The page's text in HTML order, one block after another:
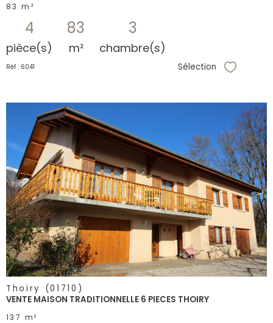
83 m²
4
pièce(s)
83
m²
3
chambre(s)
Réf : 6041 Sélection
voir le
bien
Thoiry (01710)
VENTE MAISON TRADITIONNELLE 6 PIECES THOIRY
137 m²